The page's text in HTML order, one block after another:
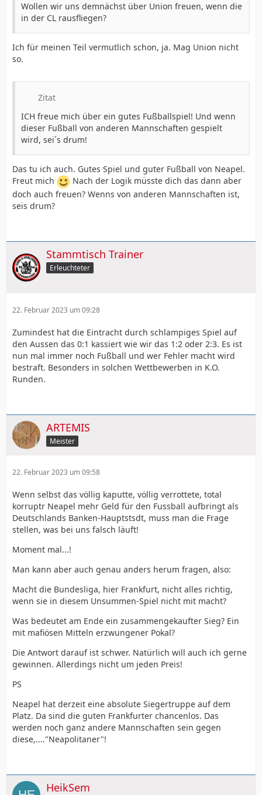
Wollen wir uns demnächst über Union freuen, wenn die
in der CL rausfliegen?
Ich für meinen Teil vermutlich schon, ja. Mag Union nicht
so.
Zitat
ICH freue mich über ein gutes Fußballspiel! Und wenn
dieser Fußball von anderen Mannschaften gespielt
wird, sei´s drum!
Das tu ich auch. Gutes Spiel und guter Fußball von Neapel.
Freut mich
Nach der Logik müsste dich das dann aber
doch auch freuen? Wenns von anderen Mannschaften ist,
seis drum?
Stammtisch Trainer
Erleuchteter
22. Februar 2023 um 09:28
Zumindest hat die Eintracht durch schlampiges Spiel auf
den Aussen das 0:1 kassiert wie wir das 1:2 oder 2:3. Es ist
nun mal immer noch Fußball und wer Fehler macht wird
bestraft. Besonders in solchen Wettbewerben in K.O.
Runden.
ARTEMIS
Meister
22. Februar 2023 um 09:58
Wenn selbst das völlig kaputte, völlig verrottete, total
korruptr Neapel mehr Geld für den Fussball aufbringt als
Deutschlands Banken-Hauptstsdt, muss man die Frage
stellen, was bei uns falsch läuft!
Moment mal...!
Man kann aber auch genau anders herum fragen, also:
Macht die Bundesliga, hier Frankfurt, nicht alles richtig,
wenn sie in diesem Unsummen-Spiel nicht mit macht?
Was bedeutet am Ende ein zusammengekaufter Sieg? Ein
mit mafiösen Mitteln erzwungener Pokal?
Die Antwort darauf ist schwer. Natürlich will auch ich gerne
gewinnen. Allerdings nicht um jeden Preis!
PS
Neapel hat derzeit eine absolute Siegertruppe auf dem
Platz. Da sind die guten Frankfurter chancenlos. Das
werden noch ganz andere Mannschaften sein gegen
diese,...."Neapolitaner"!
HeikSem